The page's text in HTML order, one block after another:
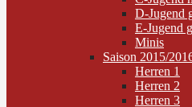
D-Jugend
E-Jugend
Minis
Saison 2015/
Herren 1
Herren 2
Herren 3